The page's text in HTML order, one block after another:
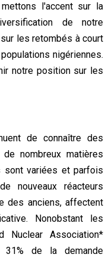
l'accent sur la
de notre
les retombés à court
nigériennes.
notre position sur les
de connaître des
nombreux matières
sont variées et parfois
nouveaux réacteurs
des anciens, affectent
Nonobstant les
Nuclear Association*
31% de la demande